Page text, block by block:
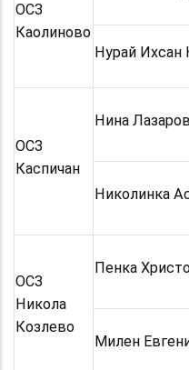
ОСЗ
Каолиново
Нурай Ихсан
ОСЗ
Каспичан
Нина
Николинка
ОСЗ
Никола
Козлево
Пенка
Милен